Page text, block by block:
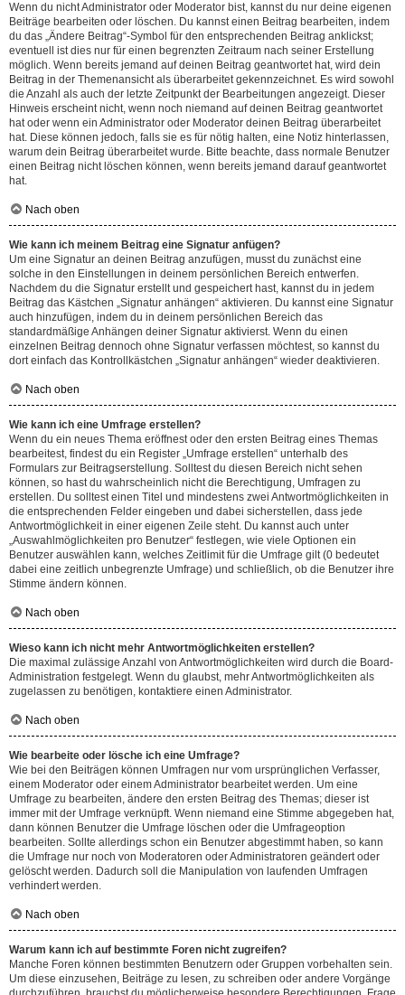
Wenn du nicht Administrator oder Moderator bist, kannst du nur deine eigenen
Beiträge bearbeiten oder löschen. Du kannst einen Beitrag bearbeiten, indem
du das „Ändere Beitrag“-Symbol für den entsprechenden Beitrag anklickst;
eventuell ist dies nur für einen begrenzten Zeitraum nach seiner Erstellung
möglich. Wenn bereits jemand auf deinen Beitrag geantwortet hat, wird dein
Beitrag in der Themenansicht als überarbeitet gekennzeichnet. Es wird sowohl
die Anzahl als auch der letzte Zeitpunkt der Bearbeitungen angezeigt. Dieser
Hinweis erscheint nicht, wenn noch niemand auf deinen Beitrag geantwortet
hat oder wenn ein Administrator oder Moderator deinen Beitrag überarbeitet
hat. Diese können jedoch, falls sie es für nötig halten, eine Notiz hinterlassen,
warum dein Beitrag überarbeitet wurde. Bitte beachte, dass normale Benutzer
einen Beitrag nicht löschen können, wenn bereits jemand darauf geantwortet
hat.
Nach oben
Wie kann ich meinem Beitrag eine Signatur anfügen?
Um eine Signatur an deinen Beitrag anzufügen, musst du zunächst eine
solche in den Einstellungen in deinem persönlichen Bereich entwerfen.
Nachdem du die Signatur erstellt und gespeichert hast, kannst du in jedem
Beitrag das Kästchen „Signatur anhängen“ aktivieren. Du kannst eine Signatur
auch hinzufügen, indem du in deinem persönlichen Bereich das
standardmäßige Anhängen deiner Signatur aktivierst. Wenn du einen
einzelnen Beitrag dennoch ohne Signatur verfassen möchtest, so kannst du
dort einfach das Kontrollkästchen „Signatur anhängen“ wieder deaktivieren.
Nach oben
Wie kann ich eine Umfrage erstellen?
Wenn du ein neues Thema eröffnest oder den ersten Beitrag eines Themas
bearbeitest, findest du ein Register „Umfrage erstellen“ unterhalb des
Formulars zur Beitragserstellung. Solltest du diesen Bereich nicht sehen
können, so hast du wahrscheinlich nicht die Berechtigung, Umfragen zu
erstellen. Du solltest einen Titel und mindestens zwei Antwortmöglichkeiten in
die entsprechenden Felder eingeben und dabei sicherstellen, dass jede
Antwortmöglichkeit in einer eigenen Zeile steht. Du kannst auch unter
„Auswahlmöglichkeiten pro Benutzer“ festlegen, wie viele Optionen ein
Benutzer auswählen kann, welches Zeitlimit für die Umfrage gilt (0 bedeutet
dabei eine zeitlich unbegrenzte Umfrage) und schließlich, ob die Benutzer ihre
Stimme ändern können.
Nach oben
Wieso kann ich nicht mehr Antwortmöglichkeiten erstellen?
Die maximal zulässige Anzahl von Antwortmöglichkeiten wird durch die Board-
Administration festgelegt. Wenn du glaubst, mehr Antwortmöglichkeiten als
zugelassen zu benötigen, kontaktiere einen Administrator.
Nach oben
Wie bearbeite oder lösche ich eine Umfrage?
Wie bei den Beiträgen können Umfragen nur vom ursprünglichen Verfasser,
einem Moderator oder einem Administrator bearbeitet werden. Um eine
Umfrage zu bearbeiten, ändere den ersten Beitrag des Themas; dieser ist
immer mit der Umfrage verknüpft. Wenn niemand eine Stimme abgegeben hat,
dann können Benutzer die Umfrage löschen oder die Umfrageoption
bearbeiten. Sollte allerdings schon ein Benutzer abgestimmt haben, so kann
die Umfrage nur noch von Moderatoren oder Administratoren geändert oder
gelöscht werden. Dadurch soll die Manipulation von laufenden Umfragen
verhindert werden.
Nach oben
Warum kann ich auf bestimmte Foren nicht zugreifen?
Manche Foren können bestimmten Benutzern oder Gruppen vorbehalten sein.
Um diese einzusehen, Beiträge zu lesen, zu schreiben oder andere Vorgänge